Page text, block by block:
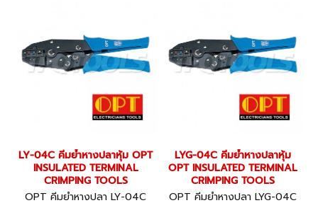
LY-04C คีมย้ำหางปลาหุ้ม OPT
INSULATED TERMINAL
CRIMPING TOOLS
OPT คีมย้ำหางปลา LY-04C
LYG-04C คีมย้ำหางปลาหุ้ม
OPT INSULATED TERMINAL
CRIMPING TOOLS
OPT คีมย้ำหางปลา LYG-04C